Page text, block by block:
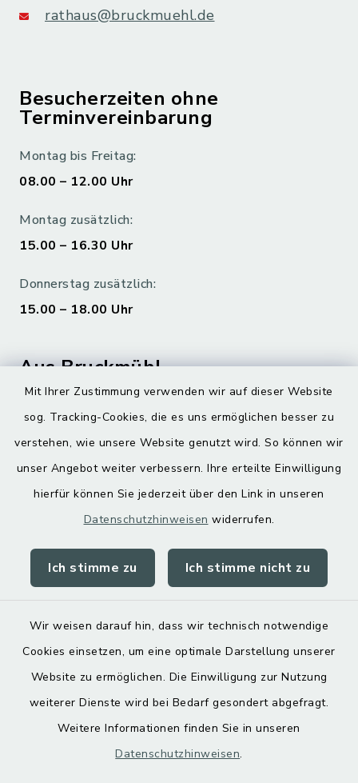
Mit Ihrer Zustimmung verwenden wir auf dieser Website
sog. Tracking-Cookies, die es uns ermöglichen besser zu
verstehen, wie unsere Website genutzt wird. So können wir
unser Angebot weiter verbessern. Ihre erteilte Einwilligung
hierfür können Sie jederzeit über den Link in unseren
Datenschutzhinweisen widerrufen.
Ich stimme zu Ich stimme nicht zu
Wir weisen darauf hin, dass wir technisch notwendige
Cookies einsetzen, um eine optimale Darstellung unserer
Website zu ermöglichen. Die Einwilligung zur Nutzung
weiterer Dienste wird bei Bedarf gesondert abgefragt.
Weitere Informationen finden Sie in unseren
Datenschutzhinweisen.
rathaus@bruckmuehl.de
Besucherzeiten ohne
Terminvereinbarung
Montag bis Freitag:
08.00 – 12.00 Uhr
Montag zusätzlich:
15.00 – 16.30 Uhr
Donnerstag zusätzlich:
15.00 – 18.00 Uhr
Aus Bruckmühl
Digitaler Ortsplan
Kontakt
Datenschutz
Impressum
Sitemap